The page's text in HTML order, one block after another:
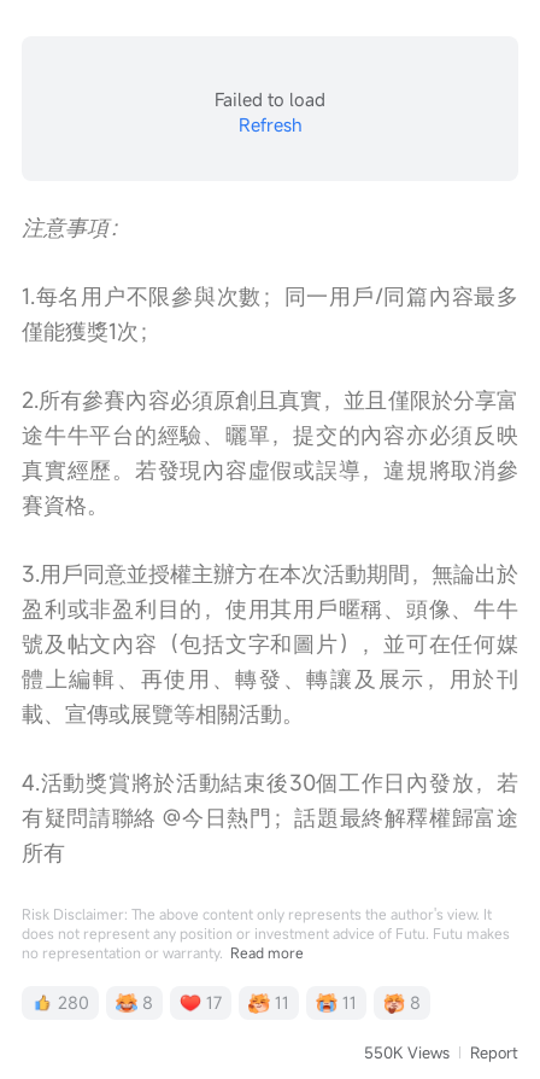
Failed to load
Refresh
注意事項：
1.每名用户不限參與次數；同一用戶/同篇內容最多
僅能獲獎1次；
2.所有參賽內容必須原創且真實，並且僅限於分享富
途牛牛平台的經驗、曬單，提交的內容亦必須反映
真實經歷。若發現內容虛假或誤導，違規將取消參
賽資格。
3.用戶同意並授權主辦方在本次活動期間，無論出於
盈利或非盈利目的，使用其用戶暱稱、頭像、牛牛
號及帖文內容 （包括文字和圖片），並可在任何媒
體上編輯、再使用、轉發、轉讓及展示，用於刊
載、宣傳或展覽等相關活動。
4.活動獎賞將於活動結束後30個工作日內發放，若
有疑問請聯絡 @今日熱門 ；話題最終解釋權歸富途
所有
Risk Disclaimer: The above content only represents the author's view. It
does not represent any position or investment advice of Futu. Futu makes
no representation or warranty. Read more
280 8 17 11 11 8
550K Views Report